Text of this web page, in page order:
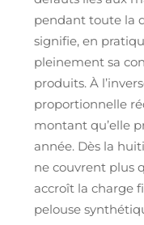
pendant toute la
signifie, en
pleinement sa
produits. À
proportionnelle
montant qu’elle
année. Dès la
ne couvrent plus
accroît la charge
pelouse